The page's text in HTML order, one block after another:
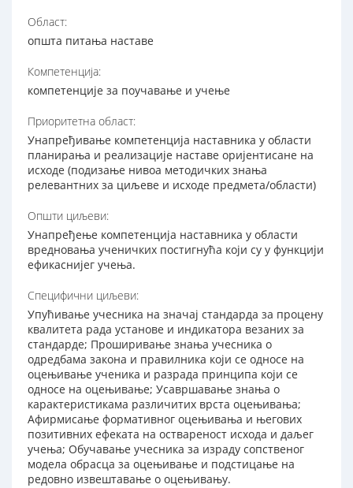
Област:
општа питања наставе
Компетенција:
компетенције за поучавање и учење
Приоритетна област:
Унапређивање компетенција наставника у области
планирања и реализације наставе оријентисане на
исходе (подизање нивоа методичких знања
релевантних за циљеве и исходе предмета/области)
Општи циљеви:
Унапређење компетенција наставника у области
вредновања ученичких постигнућа који су у функцији
ефикаснијег учења.
Специфични циљеви:
Упућивање учесника на значај стандарда за процену
квалитета рада установе и индикатора везаних за
стандарде; Проширивање знања учесника о
одредбама закона и правилника који се односe на
оцењивање ученика и разрада принципа који се
односе на оцењивање; Усавршавање знања о
карактеристикама различитих врста оцењивања;
Афирмисање формативног оцењивања и његових
позитивних ефеката на оствареност исхода и даљег
учења; Обучавање учесника за израду сопственог
модела обрасца за оцењивање и подстицање на
редовно извештавање о оцењивању.